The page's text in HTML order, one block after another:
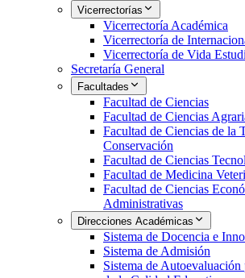
Vicerrectorías
Vicerrectoría Académica
Vicerrectoría de
Vicerrectoría de Vida
Secretaría General
Facultades
Facultad de Ciencias
Facultad de Ciencias
Facultad de Ciencias de la
Conservación
Facultad de Ciencias
Facultad de Medicina
Facultad de Ciencias
Administrativas
Direcciones Académicas
Sistema de Docencia e
Sistema de Admisión
Sistema de